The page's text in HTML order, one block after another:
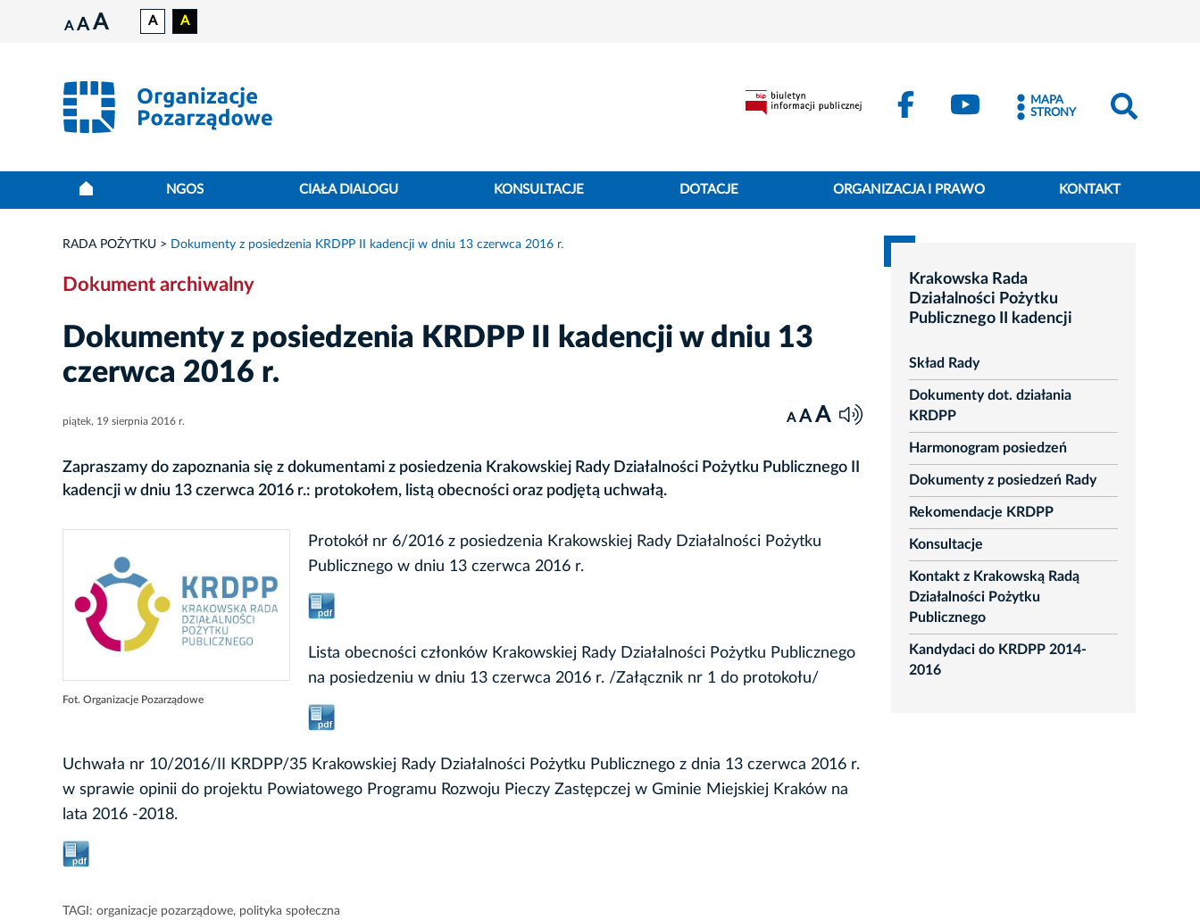
A A A A A
MAPA
STRONY
NGOS CIAŁA DIALOGU KONSULTACJE DOTACJE ORGANIZACJA I PRAWO KONTAKT
RADA POŻYTKU Dokumenty z posiedzenia KRDPP II kadencji w dniu 13 czerwca 2016 r.
Dokument archiwalny
Dokumenty z posiedzenia KRDPP II kadencji w dniu 13
czerwca 2016 r.
piątek, 19 sierpnia 2016 r. A A A
Zapraszamy do zapoznania się z dokumentami z posiedzenia Krakowskiej Rady Działalności Pożytku Publicznego II
kadencji w dniu 13 czerwca 2016 r.: protokołem, listą obecności oraz podjętą uchwałą.
Fot. Organizacje Pozarządowe
Protokół nr 6/2016 z posiedzenia Krakowskiej Rady Działalności Pożytku
Publicznego w dniu 13 czerwca 2016 r.
Lista obecności członków Krakowskiej Rady Działalności Pożytku Publicznego
na posiedzeniu w dniu 13 czerwca 2016 r. /Załącznik nr 1 do protokołu/
Uchwała nr 10/2016/II KRDPP/35 Krakowskiej Rady Działalności Pożytku Publicznego z dnia 13 czerwca 2016 r.
w sprawie opinii do projektu Powiatowego Programu Rozwoju Pieczy Zastępczej w Gminie Miejskiej Kraków na
lata 2016 -2018.
TAGI: organizacje pozarządowe, polityka społeczna
Krakowska Rada
Działalności Pożytku
Publicznego II kadencji
Skład Rady
Dokumenty dot. działania
KRDPP
Harmonogram posiedzeń
Dokumenty z posiedzeń Rady
Rekomendacje KRDPP
Konsultacje
Kontakt z Krakowską Radą
Działalności Pożytku
Publicznego
Kandydaci do KRDPP 2014-
2016